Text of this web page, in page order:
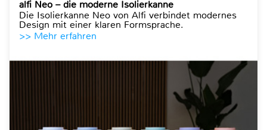
alfi Neo – die moderne Isolierkanne
Die Isolierkanne Neo von Alfi verbindet modernes
Design mit einer klaren Formsprache.
>> Mehr erfahren